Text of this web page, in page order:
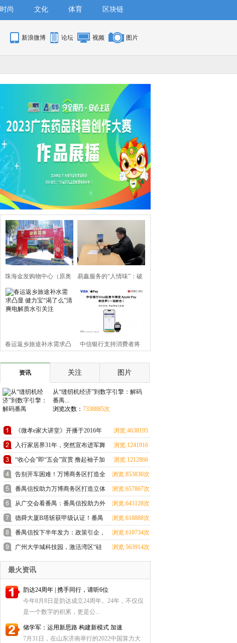
时尚 文化 体育 区块链
新浪微博 论坛 视频 图片
珠海金发购物中心（原奥
园广场）联袂珠海市花卉
易鑫服务的“人情味”：破
解购车难题，助网约车夫
妇渡难关
春运返乡旅途补水需求凸
解质水引关注
中信银行支持消费者将
支付更便捷、
资讯 关注 图片
从“缝纫机经济”到数字引擎：解码
番禺...
浏览次数： 7338885次
《微孝e家大讲堂》开播于2016年
浏览:4638195
次
入行家居界31年，突然宣布进军舞
蹈界？红星美凯龙究竟在闹哪
young？！
浏览:1241916
次
“收心会”即“五会”宣贯 撸起袖子加
油干
浏览:1212866
次
告别开车困难！万博商务区打造全
市第一地下环路导航
浏览:853830次
番禺信投助力万博商务区打造立体
交通，重塑番禺出行新格局
浏览:657867次
从广交会看番禺：番禺信投助力外
贸腾飞之路
浏览:643128次
德舜大厦B塔斩获甲级认证！番禺
信投赋能湾区商务新高度
浏览:618888次
番禺信投下半年发力：政策引企，
科创赋能！
浏览:610734次
广州大学城科技园，激活湾区“硅
谷”动能
浏览:563914次
最火资讯
韵达24周年 | 携手同行，请听6位
今年8月8日是韵达成立24周年。24年，不仅仅
是一个数字的积累，更是公...
储学军：运用新思路 构建新模式 加速
7月31日，在山东济南举行的2022中国算力大